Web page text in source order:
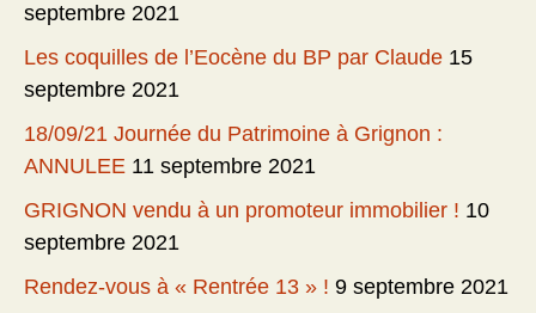
septembre 2021
Les coquilles de l’Eocène du BP par Claude 15
septembre 2021
18/09/21 Journée du Patrimoine à Grignon :
ANNULEE 11 septembre 2021
GRIGNON vendu à un promoteur immobilier ! 10
septembre 2021
Rendez-vous à « Rentrée 13 » ! 9 septembre 2021